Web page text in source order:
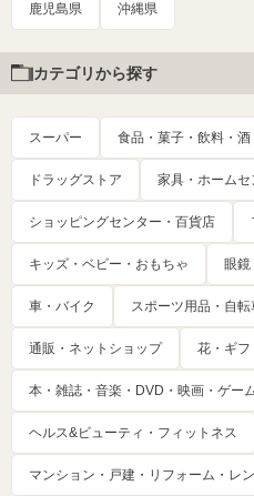
鹿児島県 沖縄県
カテゴリから探す
スーパー 食品・菓子・飲料・
ドラッグストア 家具・ホームセ
ショッピングセンター・百貨店
キッズ・ベビー・おもちゃ 眼
車・バイク スポーツ用品・自転
通販・ネットショップ 花・ギフ
本・雑誌・音楽・DVD・映画・ゲー
ヘルス&ビューティ・フィットネス
マンション・戸建・リフォーム・レ